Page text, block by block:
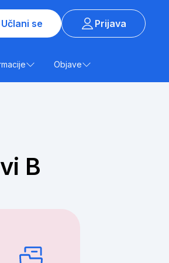
Učlani se
Prijava
Objave
B